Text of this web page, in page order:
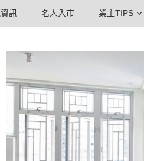
訊 名人入市 業主TIPS